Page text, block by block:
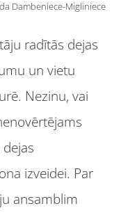
Dambeniece-Migliniece
radītās dejas
un vietu
Nezinu, vai
izveidei. Par
ansamblim